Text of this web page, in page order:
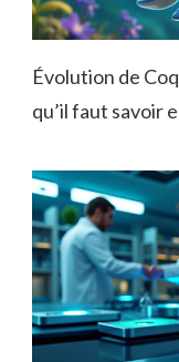
Évolution de
qu’il faut savoir